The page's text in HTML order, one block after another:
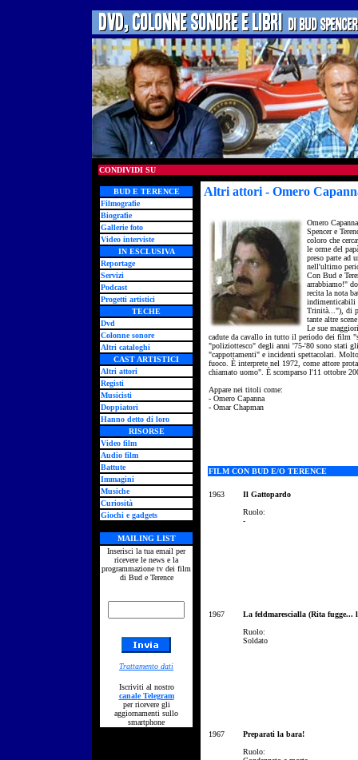
CONDIVIDI SU
BUD E TERENCE
Filmografie
Biografie
Gallerie foto
Video interviste
IN ESCLUSIVA
Reportage
Servizi
Podcast
Progetti artistici
TECHE
Dvd
Colonne sonore
Altri cataloghi
CAST ARTISTICI
Altri attori
Registi
Musicisti
Doppiatori
Hanno detto di loro
RISORSE
Video film
Audio film
Battute
Immagini
Musiche
Curiosità
Giochi e gadgets
MAILING LIST
Inserisci la tua email per
ricevere le news e la
programmazione tv dei film
di Bud e Terence
Trattamento dati
Iscriviti al nostro
canale Telegram
per ricevere gli
aggiornamenti sullo
smartphone
Altri attori - Omero
Omero
Spencer e
coloro che
le orme del
preso parte ad
nell'ultimo
Con Bud e
arrabbiamo!"
recita la nota
indimenticabili
Trinità..."), di
tante altre
Le sue
cadute da cavallo in tutto il periodo dei film
"poliziottesco" degli anni '75-'80 sono stati
"cappottamenti" e incidenti spettacolari.
fuoco. È interprete nel 1972, come attore
chiamato uomo". È scomparso l'11 ottobre
Appare nei titoli come:
- Omero Capanna
- Omar Chapman
FILM CON BUD E/O TERENCE
1963
Il Gattopardo
Ruolo:
-
1967
La feldmarescialla (Rita fugge...
Ruolo:
Soldato
1967
Preparati la bara!
Ruolo: